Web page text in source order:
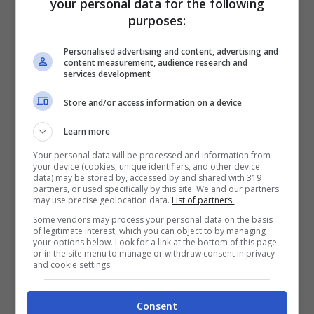
L’influencer Eleonora Incardona (Screenshot da Instagram)
your personal data for the following
purposes:
Personalised advertising and content, advertising and
content measurement, audience research and
services development
Store and/or access information on a device
Learn more
Your personal data will be processed and information from
your device (cookies, unique identifiers, and other device
data) may be stored by, accessed by and shared with 319
partners, or used specifically by this site. We and our partners
may use precise geolocation data. List of partners.
Some vendors may process your personal data on the basis
of legitimate interest, which you can object to by managing
your options below. Look for a link at the bottom of this page
or in the site menu to manage or withdraw consent in privacy
and cookie settings.
Consent